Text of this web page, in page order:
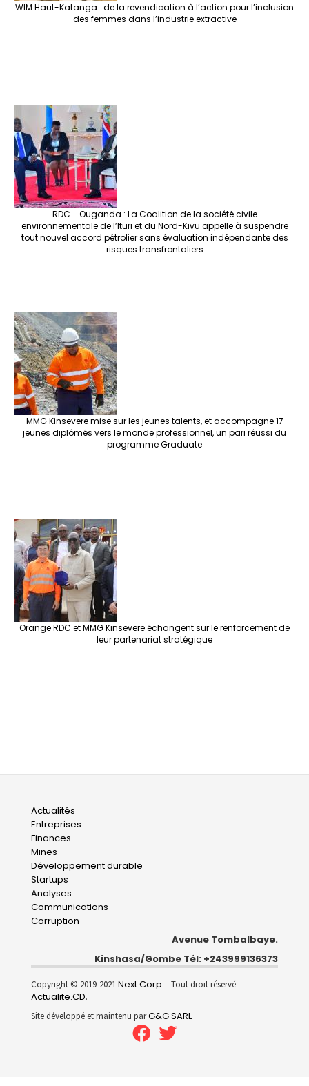
WIM Haut-Katanga : de la revendication à l’action pour l’inclusion
des femmes dans l’industrie extractive
RDC - Ouganda : La Coalition de la société civile
environnementale de l’Ituri et du Nord-Kivu appelle à suspendre
tout nouvel accord pétrolier sans évaluation indépendante des
risques transfrontaliers
MMG Kinsevere mise sur les jeunes talents, et accompagne 17
jeunes diplômés vers le monde professionnel, un pari réussi du
programme Graduate
Orange RDC et MMG Kinsevere échangent sur le renforcement de
leur partenariat stratégique
Main
navigation
Actualités
Entreprises
Finances
Mines
Développement durable
Startups
Analyses
Communications
Corruption
Avenue Tombalbaye.
Kinshasa/Gombe Tél: +243999136373
Copyright © 2019-2021Next Corp. - Tout droit réservé
Actualite.CD.
Site développé et maintenu parG&G SARL